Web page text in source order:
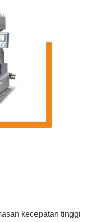
kecepatan tinggi